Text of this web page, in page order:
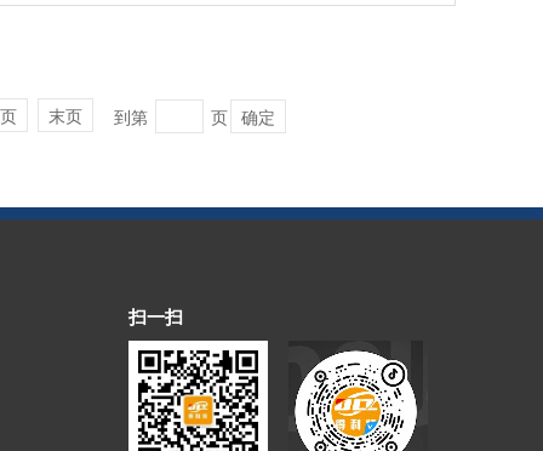
末页 到第 页 确定
扫一扫